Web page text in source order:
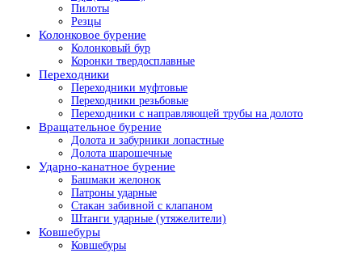
Пилоты
Резцы
Колонковое бурение
Колонковый бур
Коронки твердосплавные
Переходники
Переходники муфтовые
Переходники резьбовые
Переходники с направляющей трубы на долото
Вращательное бурение
Долота и забурники лопастные
Долота шарошечные
Ударно-канатное бурение
Башмаки желонок
Патроны ударные
Стакан забивной с клапаном
Штанги ударные (утяжелители)
Ковшебуры
Ковшебуры